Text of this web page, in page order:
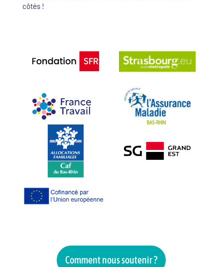
côtés !
Comment nous soutenir ?